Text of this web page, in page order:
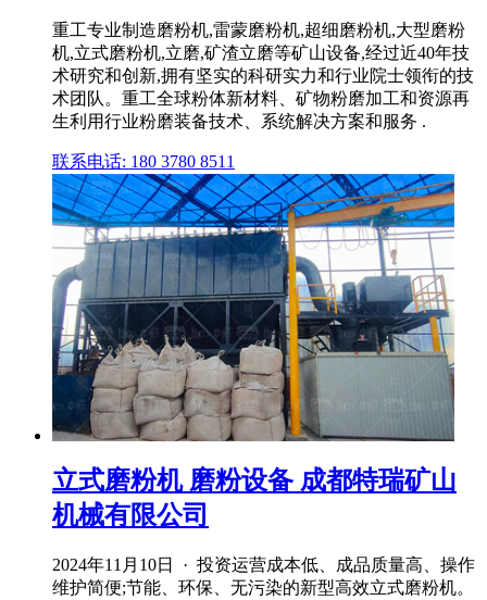
重工专业制造磨粉机,雷蒙磨粉机,超细磨粉机,大型磨粉
机,立式磨粉机,立磨,矿渣立磨等矿山设备,经过近40年技
术研究和创新,拥有坚实的科研实力和行业院士领衔的技
术团队。重工全球粉体新材料、矿物粉磨加工和资源再
生利用行业粉磨装备技术、系统解决方案和服务 .
联系电话: 180 3780 8511
立式磨粉机 磨粉设备 成都特瑞矿山
机械有限公司
2024年11月10日 · 投资运营成本低、成品质量高、操作
维护简便;节能、环保、无污染的新型高效立式磨粉机。